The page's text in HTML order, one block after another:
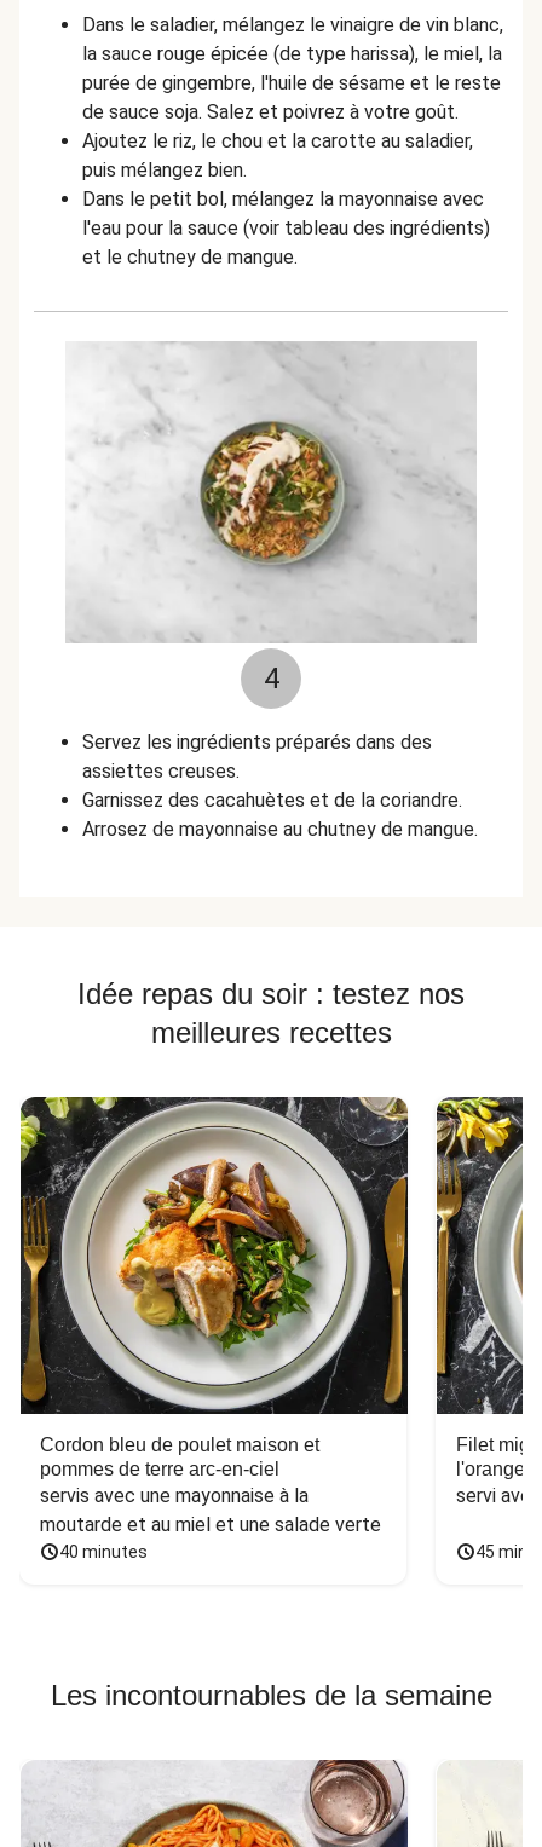
Dans le saladier, mélangez le vinaigre de vin blanc,
la sauce rouge épicée (de type harissa), le miel, la
purée de gingembre, l'huile de sésame et le reste
de sauce soja. Salez et poivrez à votre goût.
Ajoutez le riz, le chou et la carotte au saladier,
puis mélangez bien.
Dans le petit bol, mélangez la mayonnaise avec
l'eau pour la sauce (voir tableau des ingrédients)
et le chutney de mangue.
4
Servez les ingrédients préparés dans des
assiettes creuses.
Garnissez des cacahuètes et de la coriandre.
Arrosez de mayonnaise au chutney de mangue.
Idée repas du soir : testez nos
meilleures recettes
Cordon bleu de poulet maison et
pommes de terre arc-en-ciel
servis avec une mayonnaise à la
moutarde et au miel et une salade verte
40 minutes
Filet
l'orange
servi
45
Les incontournables de la semaine